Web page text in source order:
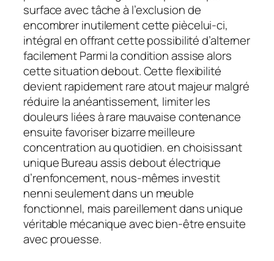
surface avec tâche à l’exclusion de
encombrer inutilement cette piècelui-ci,
intégral en offrant cette possibilité d’alterner
facilement Parmi la condition assise alors
cette situation debout. Cette flexibilité
devient rapidement rare atout majeur malgré
réduire la anéantissement, limiter les
douleurs liées à rare mauvaise contenance
ensuite favoriser bizarre meilleure
concentration au quotidien. en choisissant
unique Bureau assis debout électrique
d’renfoncement, nous-mêmes investit
nenni seulement dans un meuble
fonctionnel, mais pareillement dans unique
véritable mécanique avec bien-être ensuite
avec prouesse.